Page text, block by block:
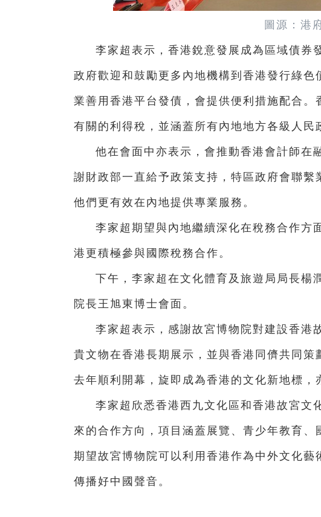
圖源：港
李家超表示，香港銳意發展成為區域債券
政府歡迎和鼓勵更多內地機構到香港發行綠
業善用香港平台發債，會提供便利措施配合
有關的利得稅，並涵蓋所有內地地方各級人民
他在會面中亦表示，會推動香港會計師在
謝財政部一直給予政策支持，特區政府會聯繫
他們更有效在內地提供專業服務。
李家超期望與內地繼續深化在稅務合作方
港更積極參與國際稅務合作。
下午，李家超在文化體育及旅遊局局長楊
院長王旭東博士會面。
李家超表示，感謝故宮博物院對建設香港
貴文物在香港長期展示，並與香港同儕共同
去年順利開幕，旋即成為香港的文化新地標，
李家超欣悉香港西九文化區和香港故宮文
來的合作方向，項目涵蓋展覽、青少年教育
期望故宮博物院可以利用香港作為中外文化藝
傳播好中國聲音。